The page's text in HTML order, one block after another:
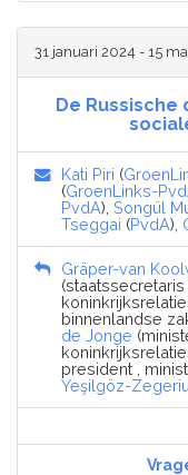
31 januari 2024 - 15
De
Kati Piri (
(GroenLinks-
PvdA), Songül
Tseggai (PvdA),
Gräper-van
binnenlandse
de Jonge
president ,
Yeşilgöz-